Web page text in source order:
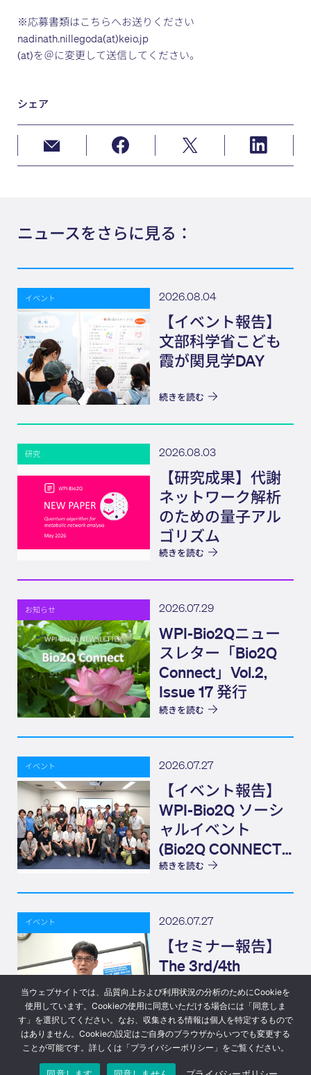
※応募書類はこちらへお送りください
nadinath.nillegoda(at)keio.jp
(at)を＠に変更して送信してください。
シェア
ニュースをさらに見る：
イベント 2026.08.04
【イベント報告】
文部科学省こども
霞が関見学DAY
続きを読む
研究 2026.08.03
【研究成果】代謝
ネットワーク解析
のための量子アル
ゴリズム
続きを読む
お知らせ 2026.07.29
WPI-Bio2Qニュー
スレター「Bio2Q
Connect」Vol.2,
Issue 17 発行
続きを読む
イベント 2026.07.27
【イベント報告】
WPI-Bio2Q ソーシ
ャルイベント
(Bio2Q CONNECT)
Elevator Pitch
続きを読む
イベント 2026.07.27
【セミナー報告】
The 3rd/4th
Structural Biology
Colloquium
続きを読む
© 2023 Bio2Q プライバシーポリシー
当ウェブサイトでは、品質向上および利用状況の分析のためにCookieを
使用しています。Cookieの使用に同意いただける場合には「同意しま
す」を選択してください。なお、収集される情報は個人を特定するもので
はありません。Cookieの設定はご自身のブラウザからいつでも変更する
ことが可能です。詳しくは「プライバシーポリシー」をご覧ください。